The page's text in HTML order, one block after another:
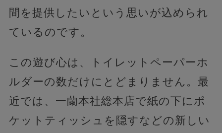
間を提供したいという思いが込められ
ているのです。
この遊び心は、トイレットペーパーホ
ルダーの数だけにとどまりません。最
近では、一蘭本社総本店で紙の下にポ
ケットティッシュを隠すなどの新しい